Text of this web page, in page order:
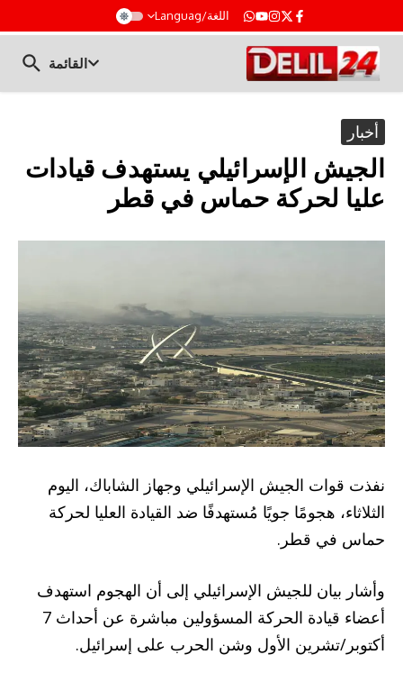
اللغة/Languag
القائمة
أخبار
الجيش الإسرائيلي يستهدف قيادات
عليا لحركة حماس في قطر
نفذت قوات الجيش الإسرائيلي وجهاز الشاباك، اليوم
الثلاثاء، هجومًا جويًا مُستهدفًا ضد القيادة العليا لحركة
حماس في قطر.
وأشار بيان للجيش الإسرائيلي إلى أن الهجوم استهدف
أعضاء قيادة الحركة المسؤولين مباشرة عن أحداث 7
أكتوبر/تشرين الأول وشن الحرب على إسرائيل.